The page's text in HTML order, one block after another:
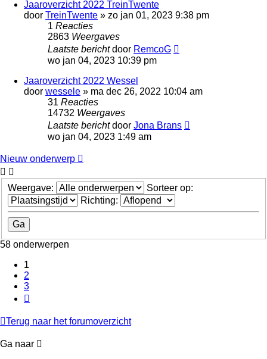
Jaaroverzicht 2022 TreinTwente
door TreinTwente » zo jan 01, 2023 9:38 pm
1 Reacties
2863 Weergaves
Laatste berichtdoor RemcoG
wo jan 04, 2023 10:39 pm
Jaaroverzicht 2022 Wessel
door wessele » ma dec 26, 2022 10:04 am
31 Reacties
14732 Weergaves
Laatste berichtdoor Jona Brans
wo jan 04, 2023 1:49 am
Nieuw onderwerp
Weergave:
Sorteer op:
Richting:
58 onderwerpen
1
2
3
Terug naar het forumoverzicht
Ga naar